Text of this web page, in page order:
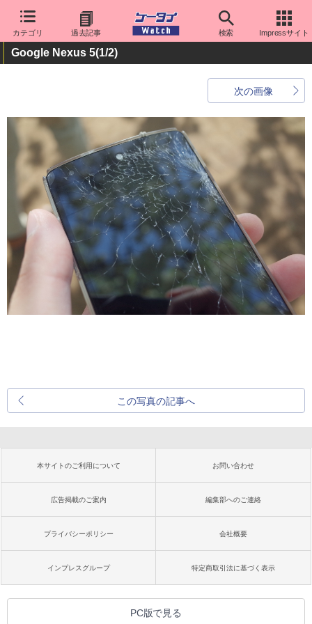
カテゴリ 過去記事 検索 Impressサイト
Google Nexus 5(1/2)
次の画像
この写真の記事へ
本サイトのご利用について お問い合わせ
広告掲載のご案内 編集部へのご連絡
プライバシーポリシー 会社概要
インプレスグループ 特定商取引法に基づく表示
PC版で見る